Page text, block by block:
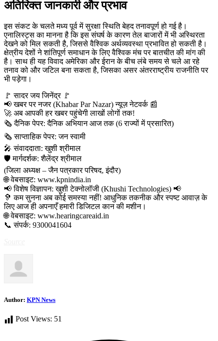
अतिरिक्त जानकारी और प्रभाव
इस संकट के चलते मध्य पूर्व में सुरक्षा स्थिति बेहद तनावपूर्ण हो गई है।
एनालिस्ट्स का मानना है कि इस संघर्ष के कारण तेल बाजारों में भी अस्थिरता
देखने को मिल सकती है, जिससे वैश्विक अर्थव्यवस्था प्रभावित हो सकती है।
क्षेत्रीय देशों ने शांतिपूर्ण समाधान के लिए वैश्विक मंच पर बातचीत की मांग की
है। साथ ही यह विवाद अमेरिका और ईरान के बीच लंबे समय से चले आ रहे
तनाव को और जटिल बना सकता है, जिसका असर अंतरराष्ट्रीय राजनीति पर
भी पड़ेगा।
​🚩 सादर जय जिनेंद्र 🚩
​📢 खबर पर नजर (Khabar Par Nazar) न्यूज़ नेटवर्क 📰
🚀 अब आपकी हर खबर पहुंचेगी लाखों लोगों तक!
​🗞️ दैनिक पेपर: दैनिक अभियान आज तक (6 राज्यों में प्रसारित)
🗞️ साप्ताहिक पेपर: जन स्वामी
​🎤 संवाददाता: खुशी श्रीमाल
🛡️ मार्गदर्शक: शैलेंद्र श्रीमाल
(जिला अध्यक्ष – जैन पत्रकार परिषद, इंदौर)
​🌐 वेबसाइट: www.kpnindia.in
​📢 विशेष विज्ञापन: खुशी टेक्नोलॉजी (Khushi Technologies) 📢
🦻 कम सुनना अब कोई समस्या नहीं! आधुनिक तकनीक और स्पष्ट आवाज़ के
लिए आज ही अपनाएँ हमारी डिजिटल कान की मशीन।
​🌐 वेबसाइट: www.hearingcareaid.in
📞 संपर्क: 9300041604
Author: KPN News
Post Views: 51